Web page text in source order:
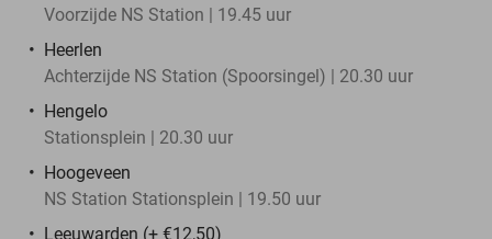
Voorzijde NS Station | 19.45 uur
Heerlen
Achterzijde NS Station (Spoorsingel) | 20.30 uur
Hengelo
Stationsplein | 20.30 uur
Hoogeveen
NS Station Stationsplein | 19.50 uur
Leeuwarden (+ €12,50)